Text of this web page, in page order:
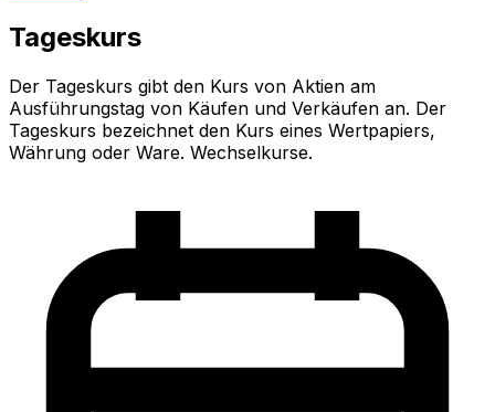
Tageskurs
Der Tageskurs gibt den Kurs von Aktien am
Ausführungstag von Käufen und Verkäufen an. Der
Tageskurs bezeichnet den Kurs eines Wertpapiers,
Währung oder Ware. Wechselkurse.